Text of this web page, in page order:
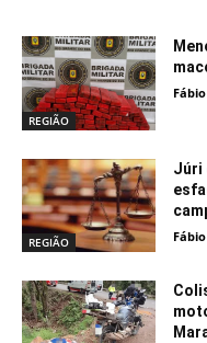
REGIÃO
REGIÃO
Júri